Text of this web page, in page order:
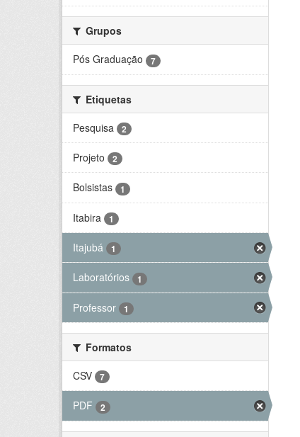
Grupos
Pós Graduação
7
Etiquetas
Pesquisa
2
Projeto 2
Bolsistas 1
Itabira 1
Itajubá 1
Laboratórios 1
Professor 1
Formatos
CSV
7
PDF 2